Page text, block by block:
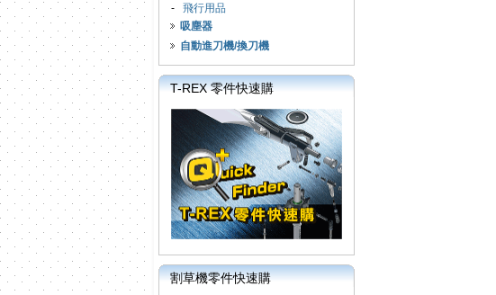
- 飛行用品
吸塵器
自動進刀機/換刀機
T-REX 零件快速購
割草機零件快速購